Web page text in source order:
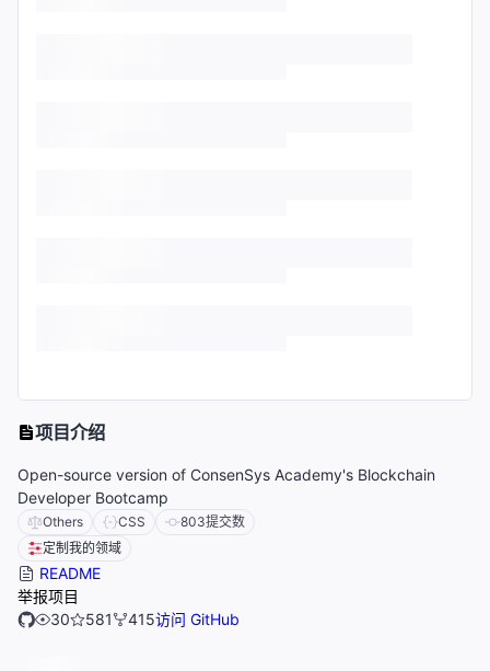
项目介绍
Open-source version of ConsenSys Academy's Blockchain
Developer Bootcamp
Others CSS 803提交数
定制我的领域
README
举报项目
30
581 415访问 GitHub